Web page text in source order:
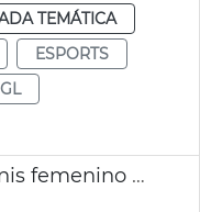
TEMÁTICA
ESPORTS
Presentación torneo tennis femenino BBVA Open Internacional